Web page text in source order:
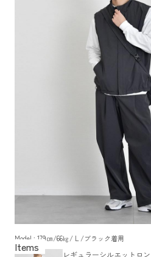
Model : 179㎝/66㎏/ L /ブラック着用
レギュラーシルエットロ